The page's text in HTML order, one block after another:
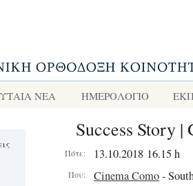
ΝΕΑ ΗΜΕΡΟΛΟΓΙΟ
Success Story
Πότε: 13.10.2018 16.15 h
Που: Cinema Como-